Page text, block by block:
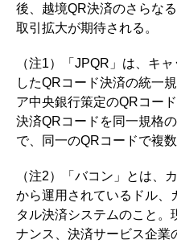
後、越境QR決済のさらな
取引拡大が期待される。
（注1）「JPQR」は、キ
したQRコード決済の統一
ア中央銀行策定のQRコー
決済QRコードを同一規格
で、同一のQRコードで複
（注2）「バコン」とは、
から運用されているドル、
タル決済システムのこと。
ナンス、決済サービス企業